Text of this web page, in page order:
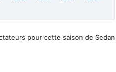
pour cette saison de Sedan